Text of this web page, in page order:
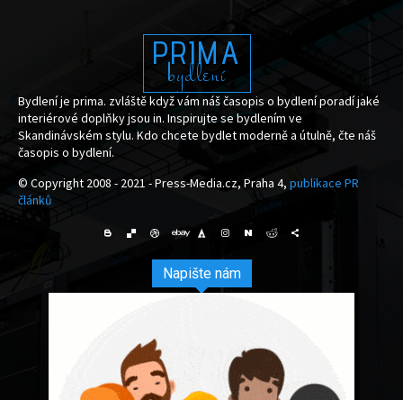
PRIMA
bydlení
Bydlení je prima. zvláště když vám náš časopis o bydlení poradí jaké
interiérové doplňky jsou in. Inspirujte se bydlením ve
Skandinávském stylu. Kdo chcete bydlet moderně a útulně, čte náš
časopis o bydlení.
© Copyright 2008 - 2021 - Press-Media.cz, Praha 4, publikace PR
článků
Napište nám